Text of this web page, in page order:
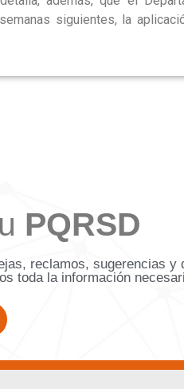
siguientes, la
PQRSD
reclamos, sugerencias y
toda la información